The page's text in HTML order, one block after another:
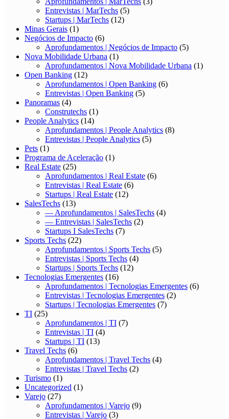
Entrevistas | MarTechs (5)
Startups | MarTechs (12)
Minas Gerais (1)
Negócios de Impacto (6)
Aprofundamentos | Negócios de Impacto (5)
Nova Mobilidade Urbana (1)
Aprofundamentos | Nova Mobilidade Urbana (1)
Open Banking (12)
Aprofundamentos | Open Banking (6)
Entrevistas | Open Banking (5)
Panoramas (4)
Construtechs (1)
People Analytics (14)
Aprofundamentos | People Analytics (8)
Entrevistas | People Analytics (5)
Pets (1)
Programa de Aceleração (1)
Real Estate (25)
Aprofundamentos | Real Estate (6)
Entrevistas | Real Estate (6)
Startups | Real Estate (12)
SalesTechs (13)
— Aprofundamentos | SalesTechs (4)
— Entrevistas | SalesTechs (2)
Startups I SalesTechs (7)
Sports Techs (22)
Aprofundamentos | Sports Techs (5)
Entrevistas | Sports Techs (4)
Startups | Sports Techs (12)
Tecnologias Emergentes (16)
Aprofundamentos | Tecnologias Emergentes (6)
Entrevistas | Tecnologias Emergentes (2)
Startups | Tecnologias Emergentes (7)
TI (25)
Aprofundamentos | TI (7)
Entrevistas | TI (4)
Startups | TI (13)
Travel Techs (6)
Aprofundamentos | Travel Techs (4)
Entrevistas | Travel Techs (2)
Turismo (1)
Uncategorized (1)
Varejo (27)
Aprofundamentos | Varejo (9)
Entrevistas | Varejo (3)